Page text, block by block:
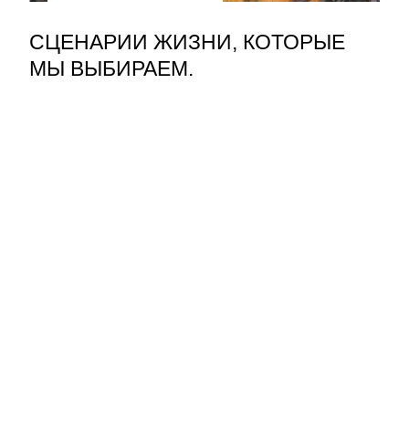
СЦЕНАРИИ ЖИЗНИ, КОТОРЫЕ
МЫ ВЫБИРАЕМ.